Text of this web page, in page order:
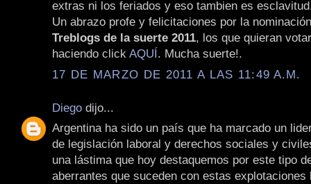
extras ni los feriados y eso tambien es
Un abrazo profe y felicitaciones por la
Treblogs de la suerte 2011, los que quieran
haciendo click AQUÍ. Mucha suerte!.
17 DE MARZO DE 2011 A LAS 11:49 A.M.
Diego dijo...
Argentina ha sido un país que ha marcado un
de legislación laboral y derechos sociales y
una lástima que hoy destaquemos por este tipo
aberrantes que suceden con estas explotaciones